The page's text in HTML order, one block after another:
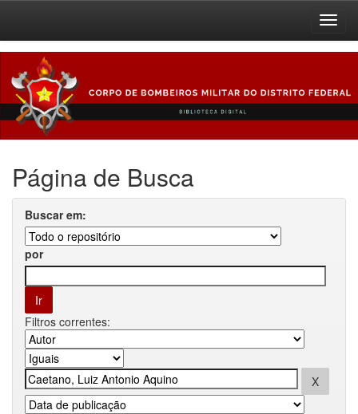
navigation
Página de Busca
Buscar em:
por
Filtros correntes: